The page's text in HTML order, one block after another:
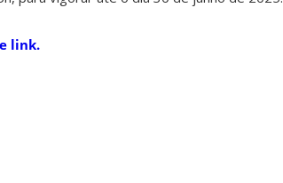
link.